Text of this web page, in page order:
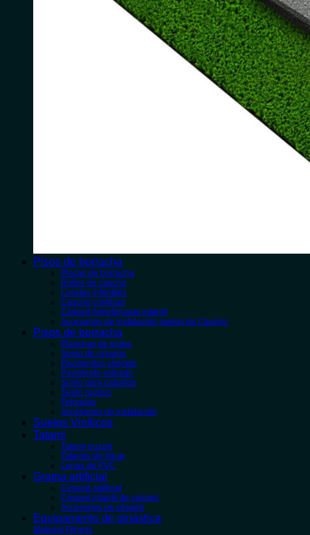
Pisos de borracha
Placas de borracha
Rollos de caucho
Losetas infantiles
Caucho contínuo
Césped Amortiguado Infantil
Accesorios de instalación suelos de Caucho
Pisos de borracha
Planchas de goma
Suelo de círculos
Pavimentos checker
Pavimento estriado
Suelo para caballos
Suelo rugoso
Felpudos
Accesorios de instalación
Suelos Vinílicos
Tatami
Tatami puzzle
Tatamis sin forrar
Lonas de PVC
Grama artificial
Césped artificial
Césped infantil de colores
Accesorios de césped
Equipamento de ginástica
Material Fitness